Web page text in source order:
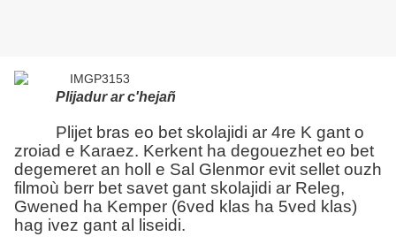
Plijadur ar c'hejañ
Plijet bras eo bet skolajidi ar 4re K gant o
zroiad e Karaez. Kerkent ha degouezhet eo bet
degemeret an holl e Sal Glenmor evit sellet ouzh
filmoù berr bet savet gant skolajidi ar Releg,
Gwened ha Kemper (6ved klas ha 5ved klas)
hag ivez gant al liseidi.